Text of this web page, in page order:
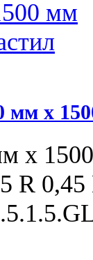
мм x
х
R